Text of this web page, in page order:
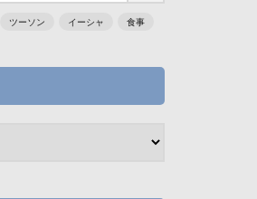
ツーソン イーシャ 食事